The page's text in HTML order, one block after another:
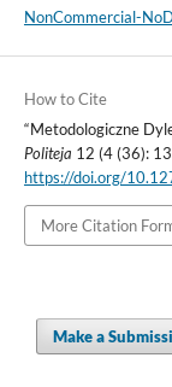
NonCommercial-
How to Cite
“Metodologiczne
Politeja 12 (4 (36):
https://doi.org/
More Citation
Make a